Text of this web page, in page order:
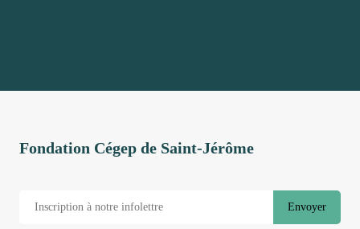
Fondation Cégep de Saint-Jérôme
Envoyer